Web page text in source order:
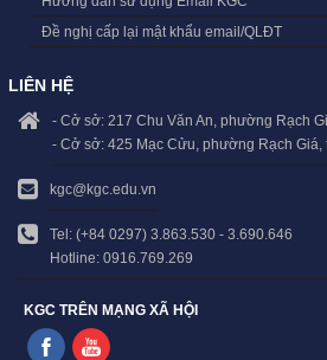
Đề nghị cấp lại mật khẩu email/QLĐT
LIÊN HỆ
- Cở sở: 217 Chu Văn An, phường Rạch
- Cở sở: 425 Mạc Cửu, phường Rạch Giá,
kgc@kgc.edu.vn
Tel: (+84 0297) 3.863.530 - 3.690.646
Hotline: 0916.769.269
KGC TRÊN MẠNG XÃ HỘI